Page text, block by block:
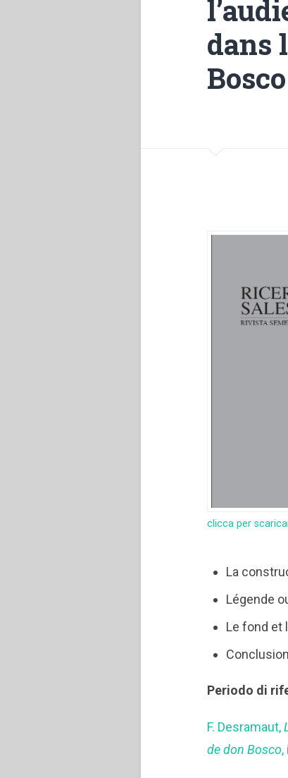
dans
Bosco
clicca per
La
Légende
Le fond et
Conclusion
Periodo di
F. Desramaut,
de don Bosco